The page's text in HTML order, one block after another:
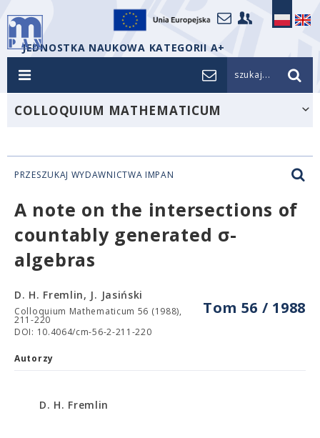
JEDNOSTKA NAUKOWA KATEGORII A+
szukaj...
COLLOQUIUM MATHEMATICUM
PRZESZUKAJ WYDAWNICTWA IMPAN
A note on the intersections of
countably generated σ-
algebras
Tom 56 / 1988
D. H. Fremlin, J. Jasiński
Colloquium Mathematicum 56 (1988),
211-220
DOI: 10.4064/cm-56-2-211-220
Autorzy
D. H. Fremlin